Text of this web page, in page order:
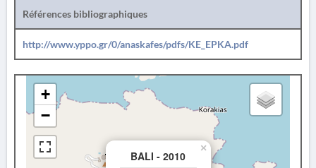
Références bibliographiques
http://www.yppo.gr/0/anaskafes/pdfs/KE_EPKA.pdf
BALI - 2010
×
+
−